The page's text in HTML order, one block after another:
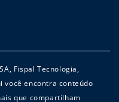
Fispal Tecnologia,
você encontra conteúdo
que compartilham